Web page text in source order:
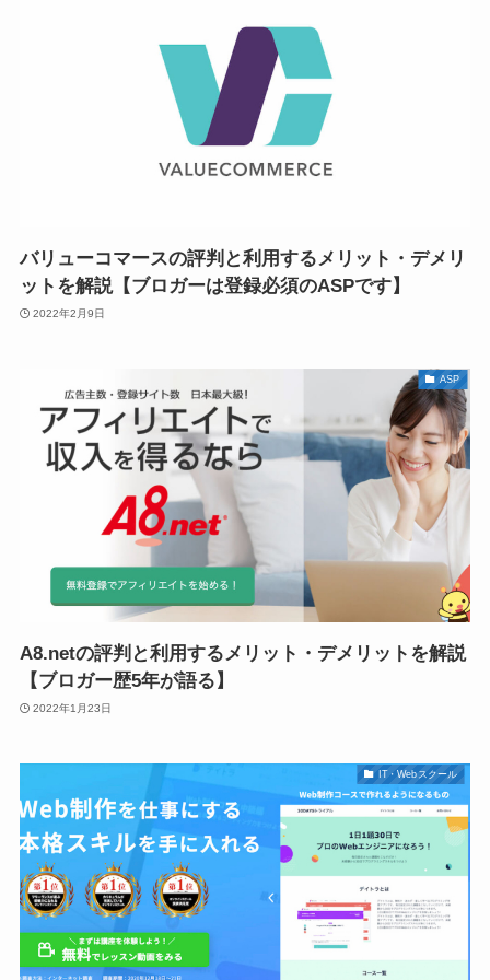
バリューコマースの評判と利用するメリット・デメリ
ットを解説【ブロガーは登録必須のASPです】
2022年2月9日
ASP
A8.netの評判と利用するメリット・デメリットを解説
【ブロガー歴5年が語る】
2022年1月23日
IT・Webスクール